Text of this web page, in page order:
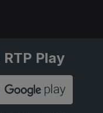
RTP Play